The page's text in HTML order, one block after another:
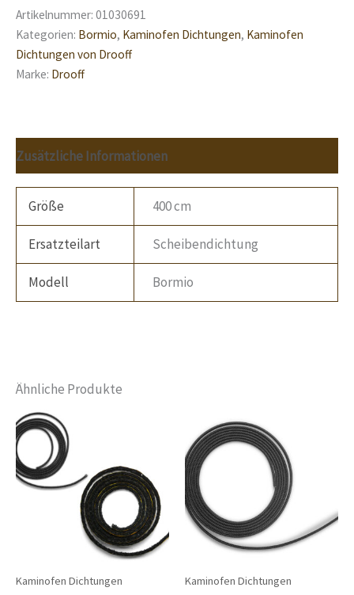
Artikelnummer: 01030691
Kategorien: Bormio, Kaminofen Dichtungen, Kaminofen
Dichtungen von Drooff
Marke: Drooff
Zusätzliche Informationen
Größe 400 cm
Ersatzteilart Scheibendichtung
Modell Bormio
Ähnliche Produkte
Kaminofen Dichtungen Kaminofen Dichtungen